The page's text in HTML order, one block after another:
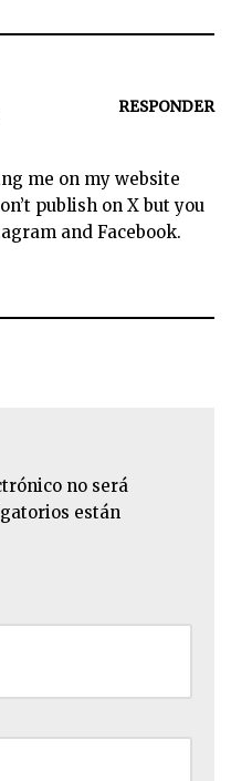
RESPONDER
me on my website
publish on X but you
and Facebook.
no será
están